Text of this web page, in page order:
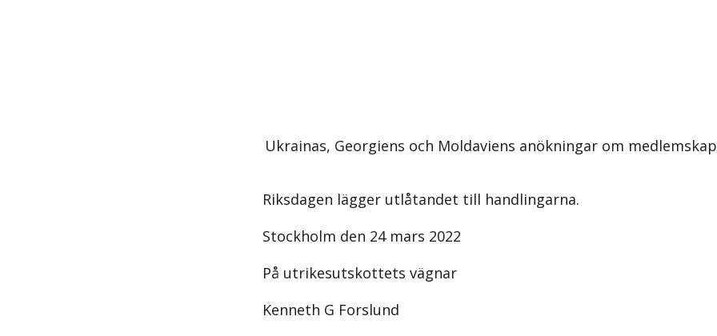
Ukrainas, Georgiens och Moldaviens anökningar om
Riksdagen lägger utlåtandet till handlingarna.
Stockholm den 24 mars 2022
På utrikesutskottets vägnar
Kenneth G Forslund